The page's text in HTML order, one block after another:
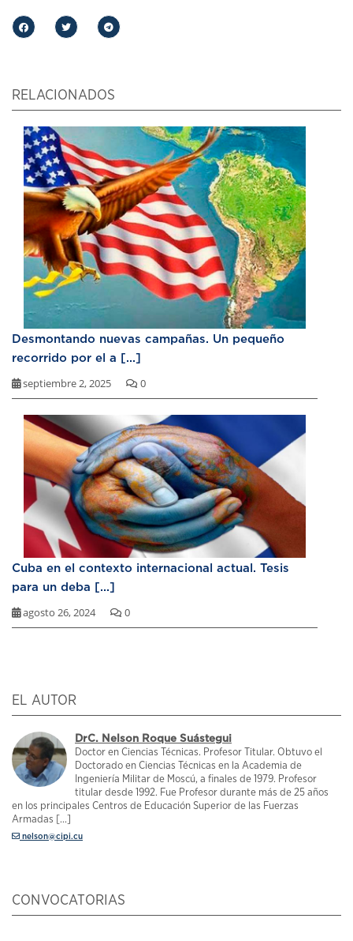
RELACIONADOS
Desmontando nuevas campañas. Un pequeño
recorrido por el a [...]
septiembre 2, 2025 0
Cuba en el contexto internacional actual. Tesis
para un deba [...]
agosto 26, 2024 0
EL AUTOR
DrC. Nelson Roque Suástegui
Doctor en Ciencias Técnicas. Profesor Titular. Obtuvo el
Doctorado en Ciencias Técnicas en la Academia de
Ingeniería Militar de Moscú, a finales de 1979. Profesor
titular desde 1992. Fue Profesor durante más de 25 años
en los principales Centros de Educación Superior de las Fuerzas
Armadas [...]
nelson@cipi.cu
CONVOCATORIAS